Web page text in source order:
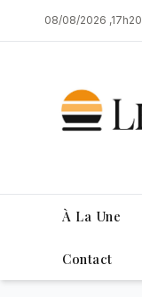
to
08/08/2026 ,17h20
À La Une
Contact